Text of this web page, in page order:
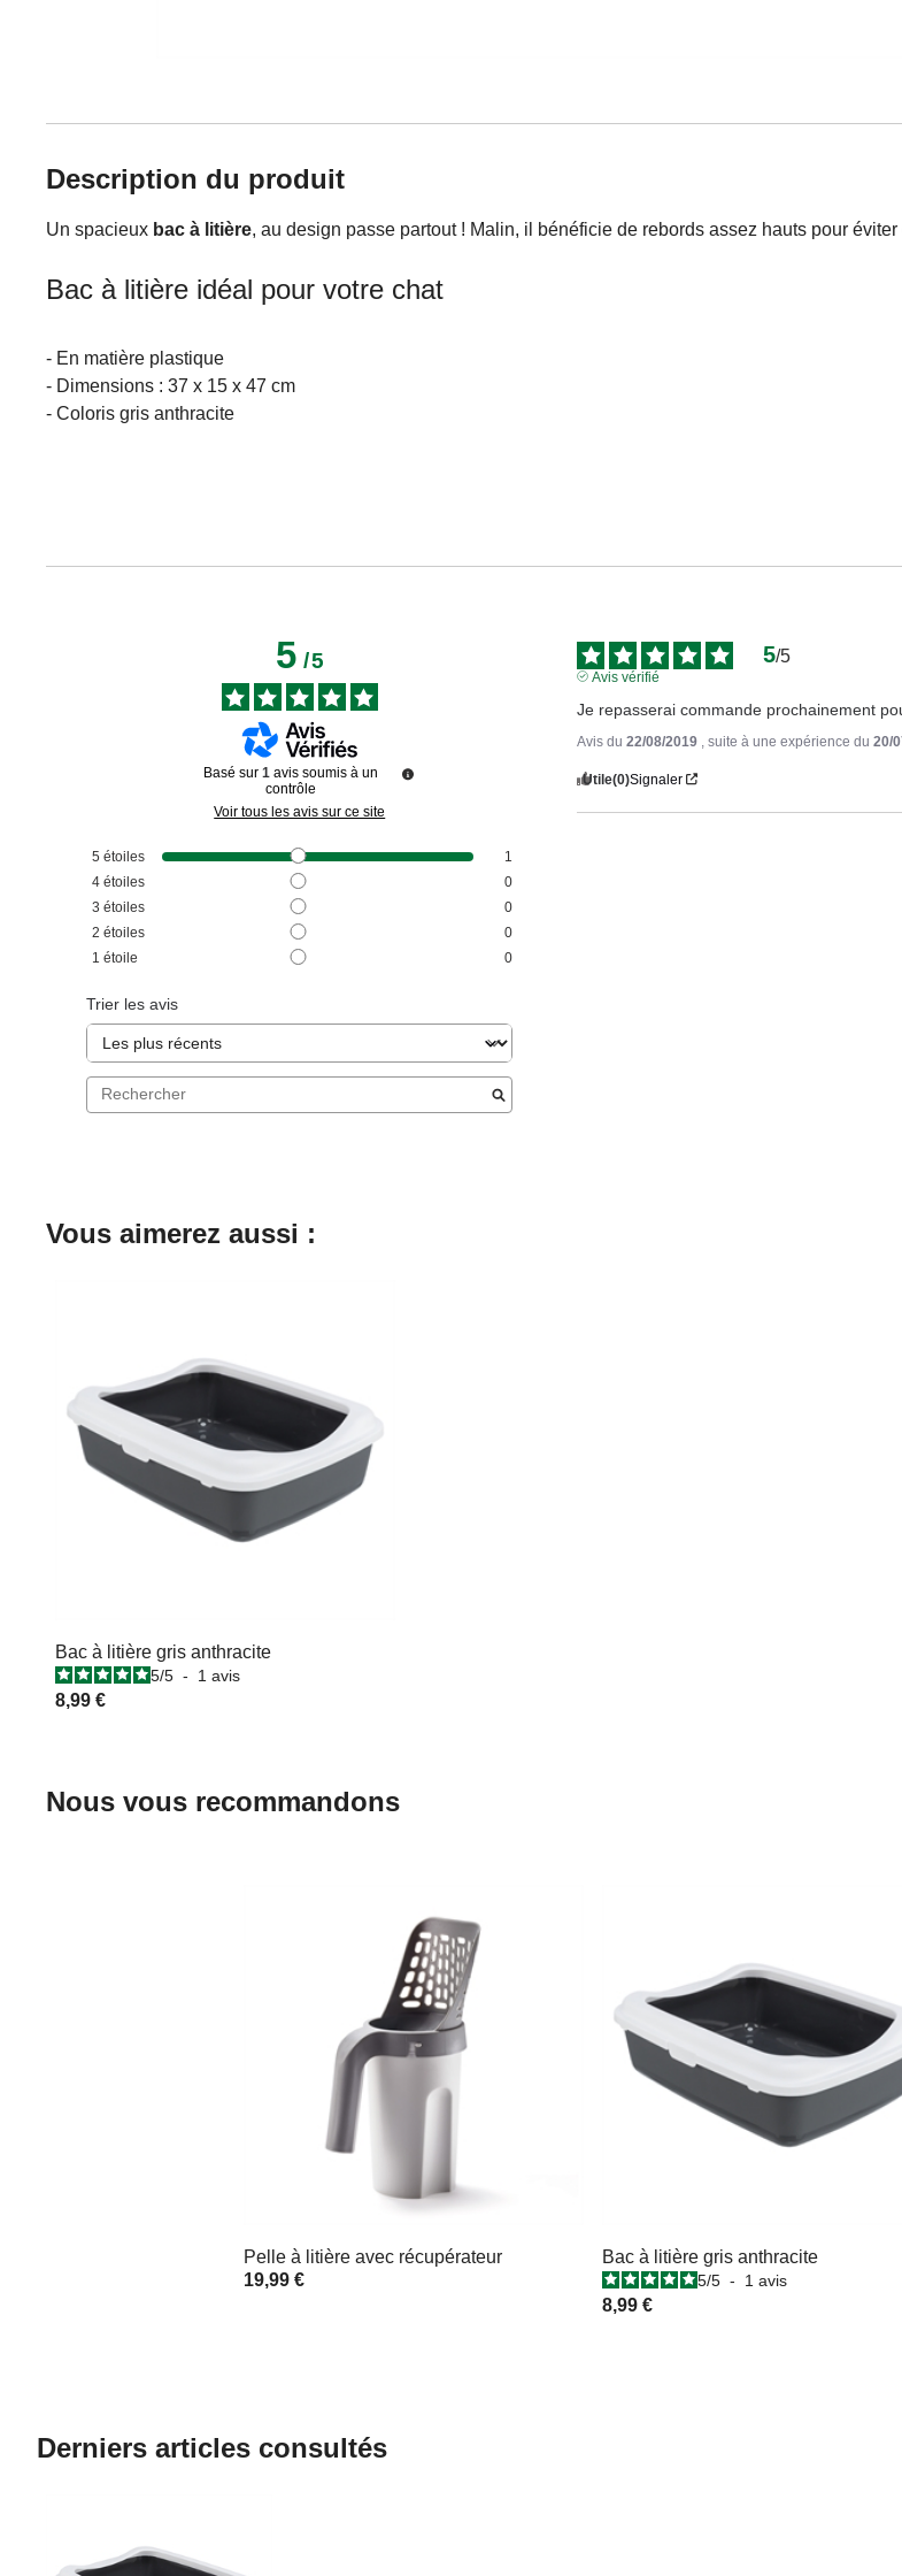
Description du produit
Un spacieux bac à litière, au design passe partout ! Malin, il bénéficie de rebords assez hauts pour
Bac à litière idéal pour votre chat
- En matière plastique
- Dimensions : 37 x 15 x 47 cm
- Coloris gris anthracite
5/5
Basé sur 1 avis soumis à un
contrôle
Voir tous les avis sur ce site
5 étoiles
1
4 étoiles
0
3 étoiles
0
2 étoiles
0
1 étoile 0
Trier les avis
5/5
Avis vérifié
Je repasserai commande prochainement
Avis du22/08/2019 , suite à une expérience du20/
Utile(0)Signaler
Vous aimerez aussi :
Bac à litière gris anthracite
5/5 - 1 avis
8,99 €
Nous vous recommandons
Pelle à litière avec récupérateur
19,99 €
Bac à litière gris anthracite
5/5 - 1 avis
8,99 €
Derniers articles consultés